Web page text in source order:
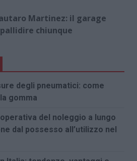
Martinez: il garage
chiunque
degli pneumatici: come
gomma
del noleggio a lungo
dal possesso all’utilizzo nel